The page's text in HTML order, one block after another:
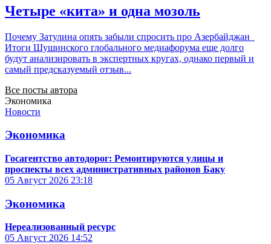
Четыре «кита» и одна мозоль
Почему Затулина опять забыли спросить про Азербайджан
Итоги Шушинского глобального медиафорума еще долго
будут анализировать в экспертных кругах, однако первый и
самый предсказуемый отзыв...
Все посты автора
Экономика
Новости
Экономика
Госагентство автодорог: Ремонтируются улицы и
проспекты всех административных районов Баку
05 Август 2026 23:18
Экономика
Нереализованный ресурс
05 Август 2026 14:52